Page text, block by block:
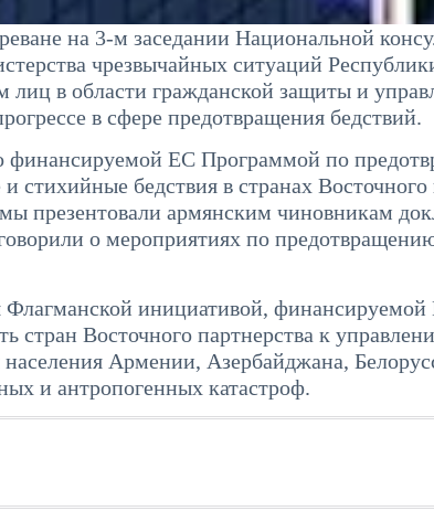
на 3-м заседании Национальной
чрезвычайных ситуаций
лиц в области гражданской защиты и
в сфере предотвращения бедствий.
финансируемой ЕС Программой по
стихийные бедствия в странах
презентовали армянским чиновникам
о мероприятиях по
Флагманской инициативой,
стран Восточного партнерства к
Армении, Азербайджана,
и антропогенных катастроф.